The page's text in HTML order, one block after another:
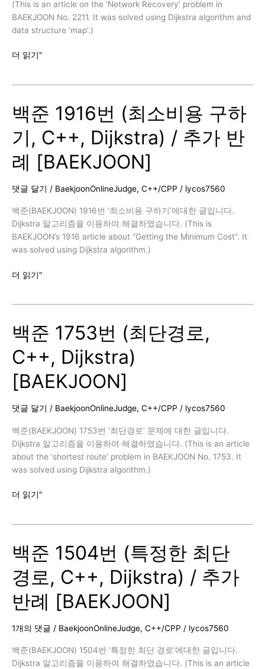
(This is an article on the ‘Network Recovery’ problem in
BAEKJOON No. 2211. It was solved using Dijkstra algorithm and
data structure ‘map’.)
백
(네
트
워
크
복
C++,
/
추
가
반
[BAEKJOON]
더 읽기"
백준 1916번 (최소비용 구하
기, C++, Dijkstra) / 추가 반
례 [BAEKJOON]
댓글 달기 / BaekjoonOnlineJudge, C++/CPP / lycos7560
백준(BAEKJOON) 1916번 ‘최소비용 구하기’에대한 글입니다.
Dijkstra 알고리즘을 이용하여 해결하였습니다. (This is
BAEKJOON’s 1916 article about “Getting the Minimum Cost”. It
was solved using Dijkstra algorithm.)
백
(최
소
비
용
하
기,
Dijkstra)
/
추
가
례
더 읽기"
백준 1753번 (최단경로,
C++, Dijkstra)
[BAEKJOON]
댓글 달기 / BaekjoonOnlineJudge, C++/CPP / lycos7560
백준(BAEKJOON) 1753번 ‘최단경로’ 문제에 대한 글입니다.
Dijkstra 알고리즘을 이용하여 해결하였습니다. (This is an article
about the ‘shortest route’ problem in BAEKJOON No. 1753. It
was solved using Dijkstra algorithm.)
백
(최
단
경
로,
C++,
Dijkstra)
[BAEKJOON]
더 읽기"
백준 1504번 (특정한 최단
경로, C++, Dijkstra) / 추가
반례 [BAEKJOON]
1개의 댓글 / BaekjoonOnlineJudge, C++/CPP / lycos7560
백준(BAEKJOON) 1504번 ‘특정한 최단 경로’에대한 글입니다.
Dijkstra 알고리즘을 이용하여 해결하였습니다. (This is an article